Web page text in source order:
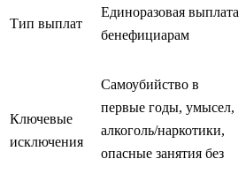
Тип выплат
Единоразовая выплата
бенефициарам
Ключевые
исключения
Самоубийство в
первые годы, умысел,
алкоголь/наркотики,
опасные занятия без